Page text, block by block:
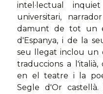
intel·lectual
universitari,
damunt de tot un
d'Espanya, i de la
seu llegat inclou un
traduccions a
en el teatre i la
Segle d'Or castellà.